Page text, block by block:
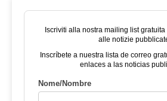
Iscriviti alla nostra mailing list
alle notizie
Inscríbete a nuestra lista de correo
enlaces a las noticias
Nome/Nombre